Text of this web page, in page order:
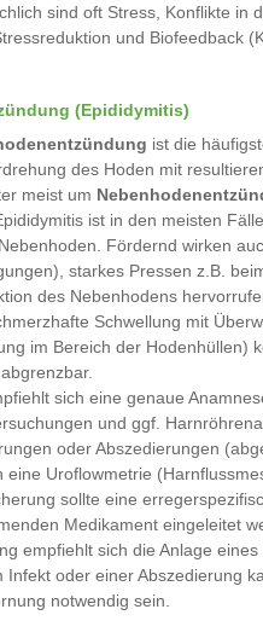
sind oft Stress, Konflikte in
und Biofeedback
(Epididymitis)
ist die
des Hoden mit
meist um
ist in den meisten
Fördernd wirken
starkes Pressen z.B.
des Nebenhodens
Schwellung mit
im Bereich der Hodenhüllen)
sich eine genaue
und ggf.
oder Abszedierungen
eine Uroflowmetrie
sollte eine
Medikament eingeleitet
empfiehlt sich die Anlage
Infekt oder einer Abszedierung
notwendig sein.